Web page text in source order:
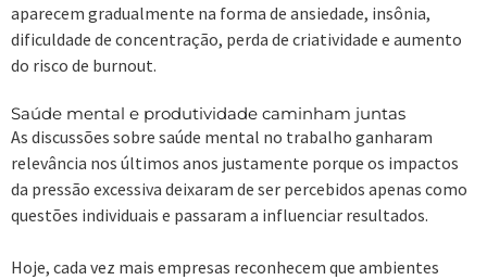
aparecem gradualmente na forma de ansiedade, insônia,
dificuldade de concentração, perda de criatividade e aumento
do risco de burnout.
Saúde mental e produtividade caminham juntas
As discussões sobre saúde mental no trabalho ganharam
relevância nos últimos anos justamente porque os impactos
da pressão excessiva deixaram de ser percebidos apenas como
questões individuais e passaram a influenciar resultados.
Hoje, cada vez mais empresas reconhecem que ambientes